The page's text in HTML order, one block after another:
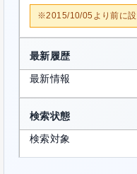
※2015/10/05より前に設
最新履歴
最新情報
検索状態
検索対象